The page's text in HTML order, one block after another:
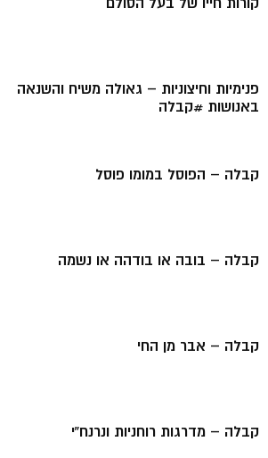
קורות חייו של בעל הסולם
פנימיות וחיצוניות – גאולה משיח והשנאה
באנושות #קבלה
קבלה – הפוסל במומו פוסל
קבלה – בובה או בודהה או נשמה
קבלה – אבר מן החי
קבלה – מדרגות רוחניות ונרנח”י